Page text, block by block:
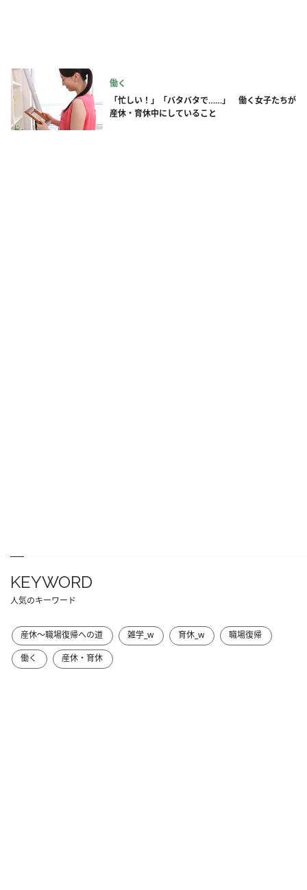
働く
「忙しい！」「バタバタで……」 働く女子たちが
産休・育休中にしていること
KEYWORD
人気のキーワード
産休～職場復帰への道 雑学_w 育休_w
職場復帰
働く
産休・育休